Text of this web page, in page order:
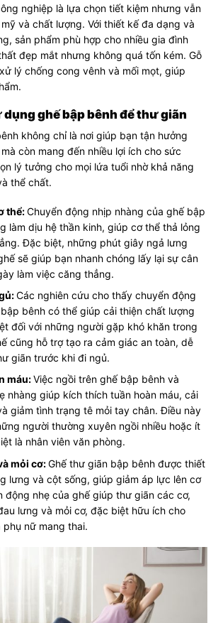
nghiệp là lựa chọn tiết kiệm nhưng vẫn
và chất lượng. Với thiết kế đa dạng và
sản phẩm phù hợp cho nhiều gia đình
đẹp mắt nhưng không quá tốn kém. Gỗ
lý chống cong vênh và mối mọt, giúp
dụng ghế bập bênh để thư giãn
không chỉ là nơi giúp bạn tận hưởng
còn mang đến nhiều lợi ích cho sức
lý tưởng cho mọi lứa tuổi nhờ khả năng
thể chất.
thể:Chuyển động nhịp nhàng của ghế bập
làm dịu hệ thần kinh, giúp cơ thể thả lỏng
Đặc biệt, những phút giây ngả lưng
sẽ giúp bạn nhanh chóng lấy lại sự cân
làm việc căng thẳng.
Các nghiên cứu cho thấy chuyển động
bênh có thể giúp cải thiện chất lượng
đối với những người gặp khó khăn trong
cũng hỗ trợ tạo ra cảm giác an toàn, dễ
giãn trước khi đi ngủ.
máu:Việc ngồi trên ghế bập bênh và
nhàng giúp kích thích tuần hoàn máu, cải
giảm tình trạng tê mỏi tay chân. Điều này
người thường xuyên ngồi nhiều hoặc ít
là nhân viên văn phòng.
mỏi cơ:Ghế thư giãn bập bênh được thiết
lưng và cột sống, giúp giảm áp lực lên cơ
động nhẹ của ghế giúp thư giãn các cơ,
lưng và mỏi cơ, đặc biệt hữu ích cho
phụ nữ mang thai.